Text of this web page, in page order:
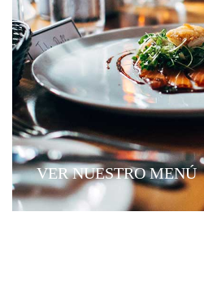
VER NUESTRO MENÚ